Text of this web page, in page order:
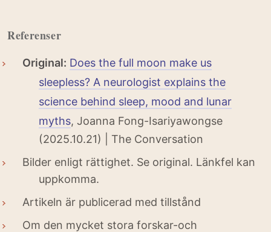
Referenser
Original: Does the full moon make us
sleepless? A neurologist explains the
science behind sleep, mood and lunar
myths, Joanna Fong-Isariyawongse
(2025.10.21) | The Conversation
Bilder enligt rättighet. Se original. Länkfel kan
uppkomma.
Artikeln är publicerad med tillstånd
Om den mycket stora forskar-och